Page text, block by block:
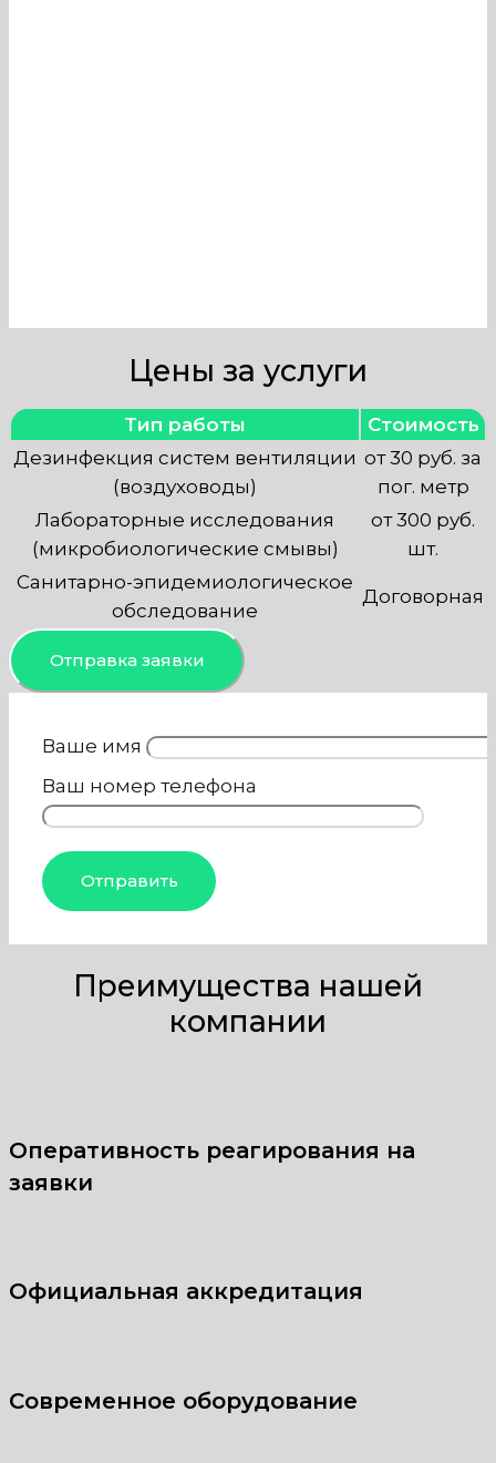
Цены за услуги
Тип работы
Стоимость
Дезинфекция систем вентиляции
(воздуховоды)
от 30 руб. за
пог. метр
Лабораторные исследования
(микробиологические смывы)
от 300 руб.
шт.
Санитарно-эпидемиологическое
обследование
Договорная
Отправка заявки
Ваше имя
Ваш номер телефона
Преимущества нашей
компании
Оперативность реагирования на
заявки
Официальная аккредитация
Современное оборудование